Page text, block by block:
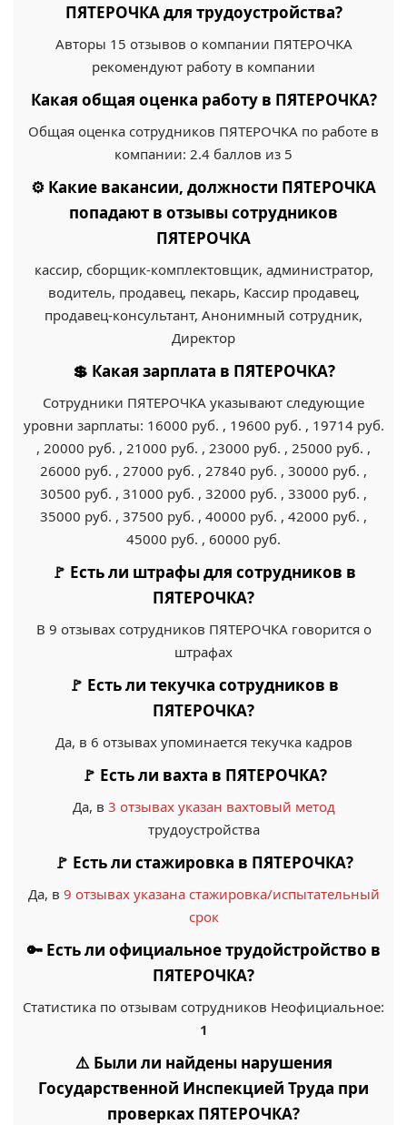
ПЯТЕРОЧКА для трудоустройства?
Авторы 15 отзывов о компании ПЯТЕРОЧКА
рекомендуют работу в компании
Какая общая оценка работу в ПЯТЕРОЧКА?
Общая оценка сотрудников ПЯТЕРОЧКА по работе в
компании: 2.4 баллов из 5
⚙️ Какие вакансии, должности ПЯТЕРОЧКА
попадают в отзывы сотрудников
ПЯТЕРОЧКА
кассир, сборщик-комплектовщик, администратор,
водитель, продавец, пекарь, Кассир продавец,
продавец-консультант, Анонимный сотрудник,
Директор
💲 Какая зарплата в ПЯТЕРОЧКА?
Сотрудники ПЯТЕРОЧКА указывают следующие
уровни зарплаты: 16000 руб. , 19600 руб. , 19714 руб.
, 20000 руб. , 21000 руб. , 23000 руб. , 25000 руб. ,
26000 руб. , 27000 руб. , 27840 руб. , 30000 руб. ,
30500 руб. , 31000 руб. , 32000 руб. , 33000 руб. ,
35000 руб. , 37500 руб. , 40000 руб. , 42000 руб. ,
45000 руб. , 60000 руб.
🚩 Есть ли штрафы для сотрудников в
ПЯТЕРОЧКА?
В 9 отзывах сотрудников ПЯТЕРОЧКА говорится о
штрафах
🚩 Есть ли текучка сотрудников в
ПЯТЕРОЧКА?
Да, в 6 отзывах упоминается текучка кадров
🚩 Есть ли вахта в ПЯТЕРОЧКА?
Да, в 3 отзывах указан вахтовый метод
трудоустройства
🚩 Есть ли стажировка в ПЯТЕРОЧКА?
Да, в 9 отзывах указана стажировка/испытательный
срок
🔑 Есть ли официальное трудойстройство в
ПЯТЕРОЧКА?
Статистика по отзывам сотрудников Неофициальное:
1
⚠️ Были ли найдены нарушения
Государственной Инспекцией Труда при
проверках ПЯТЕРОЧКА?